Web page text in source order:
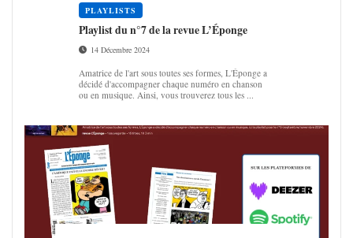
PLAYLISTS
Play­list du n°7 de la revue L’Éponge
14 Décembre 2024
Amatrice de l'art sous toutes ses formes, L'Éponge a
décidé d'accompagner chaque numéro en chanson
ou en musique. Ainsi, vous trouverez tous les ...